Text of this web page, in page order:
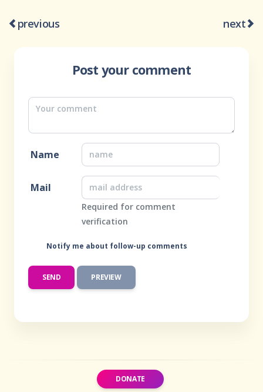
previous next
Post your comment
Name
Mail
Required for comment
verification
Notify me about follow-up comments
DONATE